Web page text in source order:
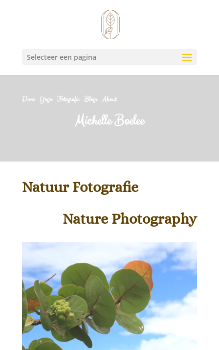
Selecteer een pagina
Dans Yoga Fotografie Blogs About
Michelle Boelee
Natuur Fotografie
Nature Photography